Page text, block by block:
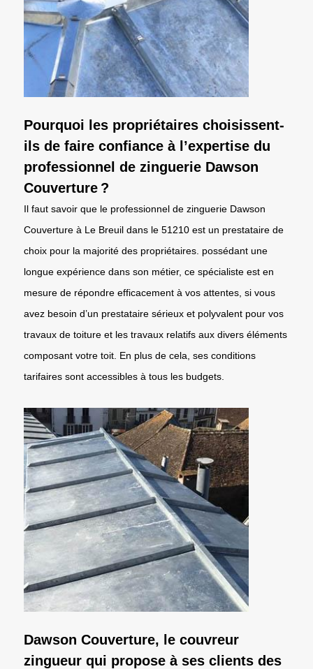
Pourquoi les propriétaires choisissent-
ils de faire confiance à l’expertise du
professionnel de zinguerie Dawson
Couverture ?
Il faut savoir que le professionnel de zinguerie Dawson
Couverture à Le Breuil dans le 51210 est un prestataire de
choix pour la majorité des propriétaires. possédant une
longue expérience dans son métier, ce spécialiste est en
mesure de répondre efficacement à vos attentes, si vous
avez besoin d’un prestataire sérieux et polyvalent pour vos
travaux de toiture et les travaux relatifs aux divers éléments
composant votre toit. En plus de cela, ses conditions
tarifaires sont accessibles à tous les budgets.
Dawson Couverture, le couvreur
zingueur qui propose à ses clients des